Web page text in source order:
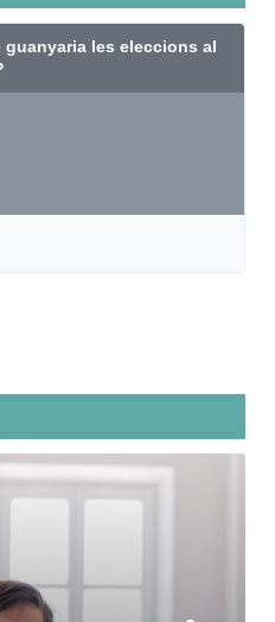
guanyaria les eleccions al